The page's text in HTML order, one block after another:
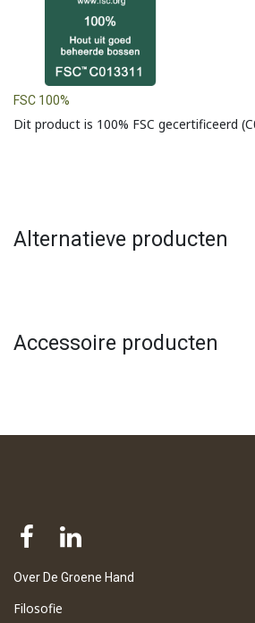
FSC 100%
Dit product is 100% FSC gecertificeerd
Alternatieve producten
Accessoire producten
Over De Groene Hand
Filosofie